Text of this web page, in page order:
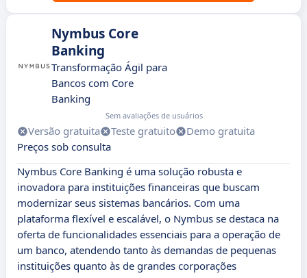
Nymbus Core
Banking
Transformação Ágil para
Bancos com Core
Banking
Sem avaliações de usuários
Versão gratuita Teste gratuito
Demo gratuita
Preços sob consulta
Nymbus Core Banking é uma solução robusta e
inovadora para instituições financeiras que buscam
modernizar seus sistemas bancários. Com uma
plataforma flexível e escalável, o Nymbus se destaca na
oferta de funcionalidades essenciais para a operação de
um banco, atendendo tanto às demandas de pequenas
instituições quanto às de grandes corporações